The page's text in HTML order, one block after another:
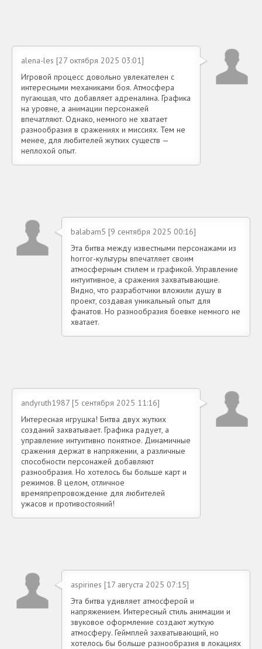
alena-les [27 октября 2025 03:01]
Игровой процесс довольно увлекателен с
интересными механиками боя. Атмосфера
пугающая, что добавляет адреналина. Графика
на уровне, а анимации персонажей
впечатляют. Однако, немного не хватает
разнообразия в сражениях и миссиях. Тем не
менее, для любителей жутких существ —
неплохой опыт.
balabam5 [9 сентября 2025 00:16]
Эта битва между известными персонажами из
horror-культуры впечатляет своим
атмосферным стилем и графикой. Управление
интуитивное, а сражения захватывающие.
Видно, что разработчики вложили душу в
проект, создавая уникальный опыт для
фанатов. Но разнообразия боевке немного не
хватает.
andyruth1987 [5 сентября 2025 11:16]
Интересная игрушка! Битва двух жутких
созданий захватывает. Графика радует, а
управление интуитивно понятное. Динамичные
сражения держат в напряжении, а различные
способности персонажей добавляют
разнообразия. Но хотелось бы больше карт и
режимов. В целом, отличное
времяпрепровождение для любителей
ужасов и противостояний!
aspirines [17 августа 2025 07:15]
Эта битва удивляет атмосферой и
напряжением. Интересный стиль анимации и
звуковое оформление создают жуткую
атмосферу. Геймплей захватывающий, но
хотелось бы больше разнообразия в локациях